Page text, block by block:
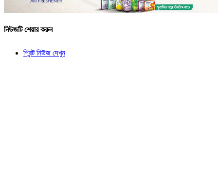
নিউজটি শেয়ার করুন
প্রিন্ট নিউজ দেখুন